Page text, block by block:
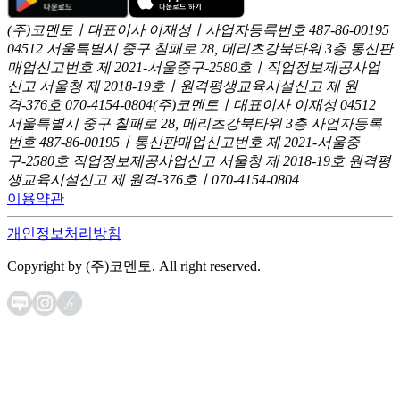
(주)코멘토ㅣ대표이사 이재성ㅣ사업자등록번호 487-86-00195
04512 서울특별시 중구 칠패로 28, 메리츠강북타워 3층 통신판
매업신고번호 제 2021-서울중구-2580호ㅣ직업정보제공사업
신고 서울청 제 2018-19호ㅣ원격평생교육시설신고 제 원
격-376호 070-4154-0804(주)코멘토ㅣ대표이사 이재성 04512
서울특별시 중구 칠패로 28, 메리츠강북타워 3층 사업자등록
번호 487-86-00195ㅣ통신판매업신고번호 제 2021-서울중
구-2580호 직업정보제공사업신고 서울청 제 2018-19호 원격평
생교육시설신고 제 원격-376호ㅣ070-4154-0804
이용약관
개인정보처리방침
Copyright by (주)코멘토. All right reserved.